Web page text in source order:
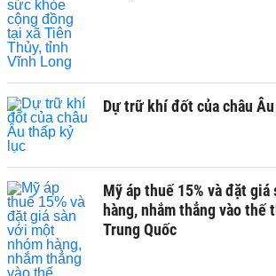
Dự trữ khí đốt của châu
Mỹ áp thuế 15% và đặt
hàng, nhắm thẳng vào thế
Trung Quốc